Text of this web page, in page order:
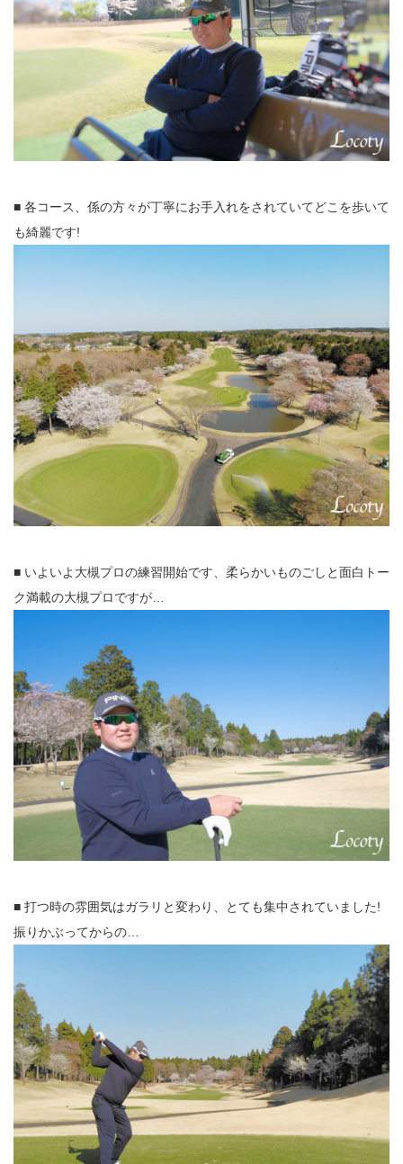
■ 各コース、係の方々が丁寧にお手入れをされていてどこを歩いて
も綺麗です!
■ いよいよ大槻プロの練習開始です、柔らかいものごしと面白トー
ク満載の大槻プロですが…
■ 打つ時の雰囲気はガラリと変わり、とても集中されていました!
振りかぶってからの…